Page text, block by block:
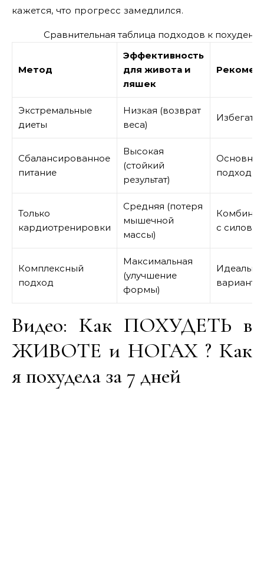
кажется, что прогресс замедлился.
Сравнительная таблица подходов к
Метод
Эффективность
для живота и
ляшек
Экстремальные
диеты
Низкая (возврат
веса)
Избегать
Сбалансированное
питание
Высокая
(стойкий
результат)
Основной
подход
Только
кардиотренировки
Средняя (потеря
мышечной
массы)
с
Комплексный
подход
Максимальная
(улучшение
формы)
вариант
Видео: Как ПОХУДЕТЬ в
ЖИВОТЕ и НОГАХ ? Как
я похудела за 7 дней